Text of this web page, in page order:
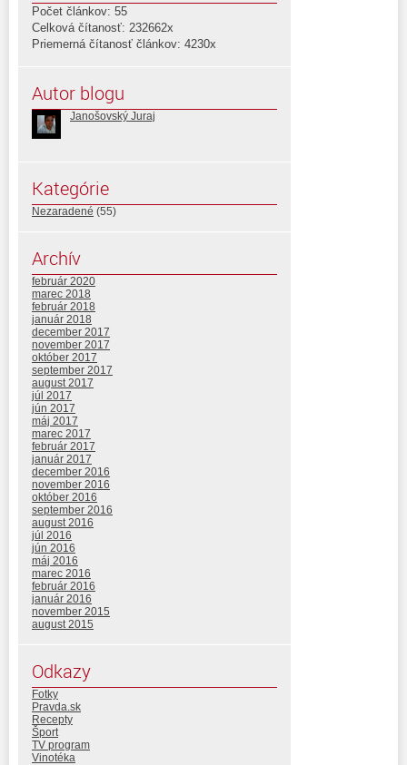
Počet článkov: 55
Celková čítanosť: 232662x
Priemerná čítanosť článkov: 4230x
Autor blogu
Janošovský Juraj
Kategórie
Nezaradené (55)
Archív
február 2020
marec 2018
február 2018
január 2018
december 2017
november 2017
október 2017
september 2017
august 2017
júl 2017
jún 2017
máj 2017
marec 2017
február 2017
január 2017
december 2016
november 2016
október 2016
september 2016
august 2016
júl 2016
jún 2016
máj 2016
marec 2016
február 2016
január 2016
november 2015
august 2015
Odkazy
Fotky
Pravda.sk
Recepty
Šport
TV program
Vinotéka